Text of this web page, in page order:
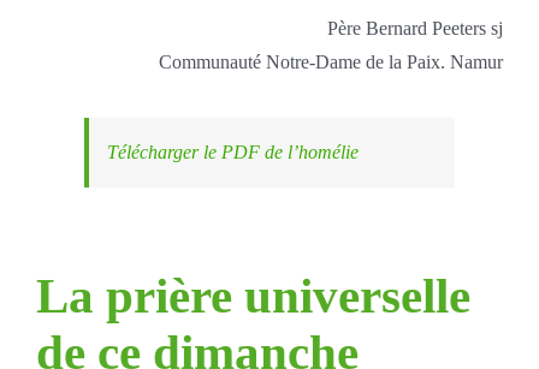
Père Bernard Peeters sj
Communauté Notre-Dame de la Paix. Namur
Télécharger le PDF de l’homélie
La prière universelle
de ce dimanche